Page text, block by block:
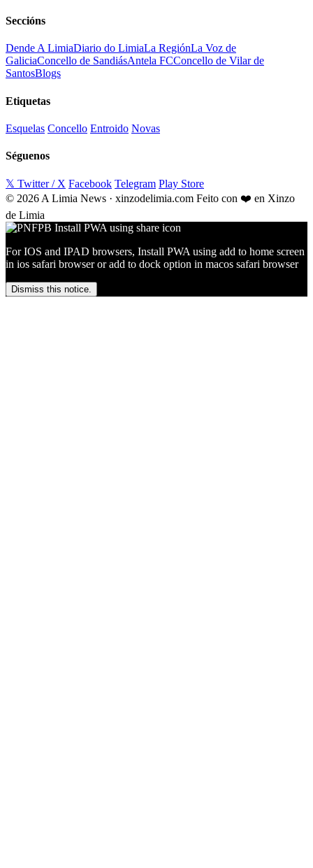
Seccións
Dende A LimiaDiario do LimiaLa RegiónLa Voz de
GaliciaConcello de SandiásAntela FCConcello de Vilar de
SantosBlogs
Etiquetas
Esquelas Concello Entroido Novas
Séguenos
𝕏 Twitter / X Facebook Telegram Play Store
© 2026 A Limia News · xinzodelimia.com Feito con ❤️ en Xinzo
de Limia
For IOS and IPAD browsers, Install PWA using add to home screen
in ios safari browser or add to dock option in macos safari browser
Dismiss this notice.